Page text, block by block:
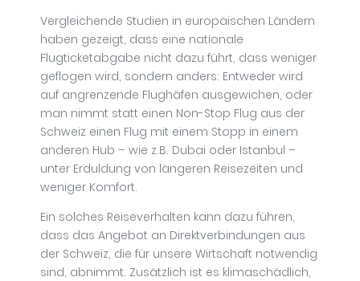
Vergleichende Studien in europäischen Ländern
haben gezeigt, dass eine nationale
Flugticketabgabe nicht dazu führt, dass weniger
geflogen wird, sondern anders: Entweder wird
auf angrenzende Flughäfen ausgewichen, oder
man nimmt statt einen Non-Stop Flug aus der
Schweiz einen Flug mit einem Stopp in einem
anderen Hub – wie z.B. Dubai oder Istanbul –
unter Erduldung von längeren Reisezeiten und
weniger Komfort.
Ein solches Reiseverhalten kann dazu führen,
dass das Angebot an Direktverbindungen aus
der Schweiz, die für unsere Wirtschaft notwendig
sind, abnimmt. Zusätzlich ist es klimaschädlich,